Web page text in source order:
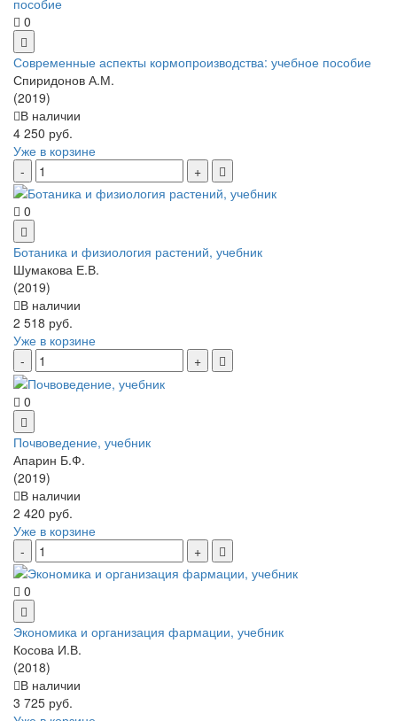
0
Современные аспекты кормопроизводства: учебное пособие
Спиридонов А.М.
(2019)
В наличии
4 250 руб.
Уже в корзине
0
Ботаника и физиология растений, учебник
Шумакова Е.В.
(2019)
В наличии
2 518 руб.
Уже в корзине
0
Почвоведение, учебник
Апарин Б.Ф.
(2019)
В наличии
2 420 руб.
Уже в корзине
0
Экономика и организация фармации, учебник
Косова И.В.
(2018)
В наличии
3 725 руб.